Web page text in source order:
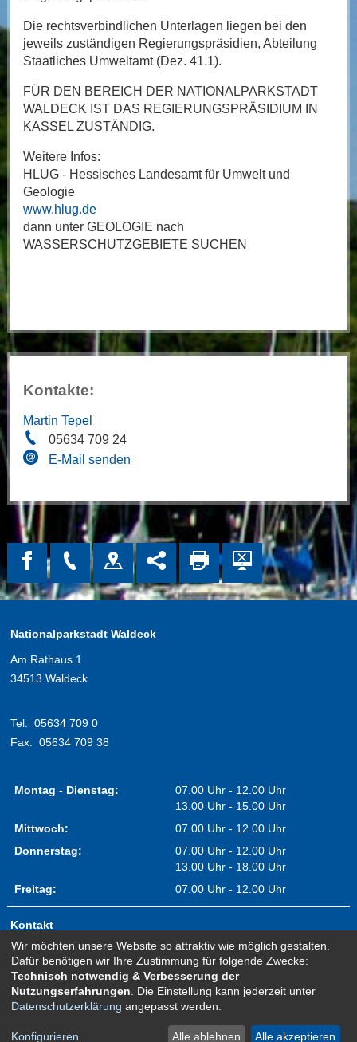
Die rechtsverbindlichen Unterlagen liegen bei den
jeweils zuständigen Regierungspräsidien, Abteilung
Staatliches Umweltamt (Dez. 41.1).
FÜR DEN BEREICH DER NATIONALPARKSTADT
WALDECK IST DAS REGIERUNGSPRÄSIDIUM IN
KASSEL ZUSTÄNDIG.
Weitere Infos:
HLUG - Hessisches Landesamt für Umwelt und
Geologie
www.hlug.de
dann unter GEOLOGIE nach
WASSERSCHUTZGEBIETE SUCHEN
Kontakte:
Martin Tepel
05634 709 24
E-Mail senden
Nationalparkstadt Waldeck
Am Rathaus 1
34513 Waldeck
Tel: 05634 709 0
Fax: 05634 709 38
Montag - Dienstag:
07.00 Uhr - 12.00 Uhr
13.00 Uhr - 15.00 Uhr
Mittwoch:
07.00 Uhr - 12.00 Uhr
Donnerstag:
07.00 Uhr - 12.00 Uhr
13.00 Uhr - 18.00 Uhr
Freitag:
07.00 Uhr - 12.00 Uhr
Kontakt
Impressum
Erklärung zur Barrierefreiheit
Sitemap
Newsletter Anmeldung
Datenschutz
Wir möchten unsere Website so attraktiv wie möglich gestalten.
Dafür benötigen wir Ihre Zustimmung für folgende Zwecke:
Technisch notwendig & Verbesserung der
Nutzungserfahrungen . Die Einstellung kann jederzeit unter
Datenschutzerklärung angepasst werden.
Konfigurieren Alle ablehnen Alle akzeptieren